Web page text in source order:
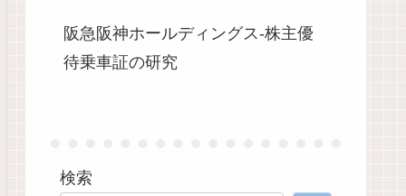
阪急阪神ホールディングス-株主優
待乗車証の研究
検索